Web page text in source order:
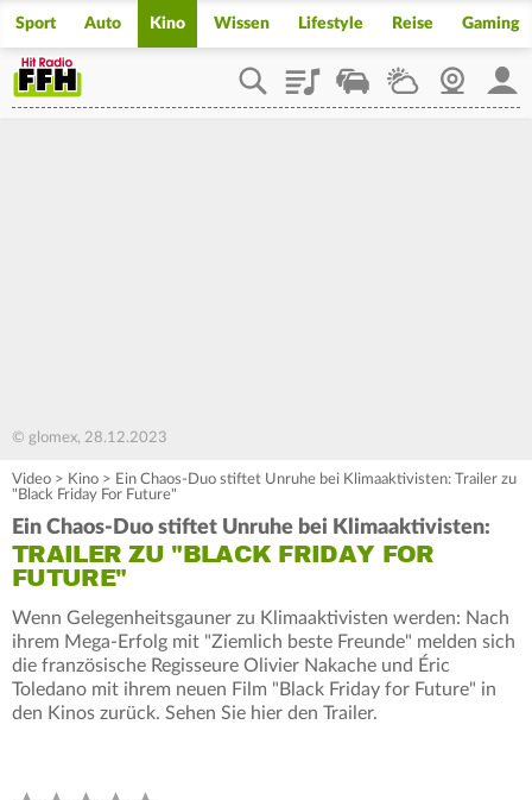
Sport Auto Kino Wissen Lifestyle Reise Gaming
PlaylistStaupilotWetterWebcam
© glomex, 28.12.2023
Video > Kino > Ein Chaos-Duo stiftet Unruhe bei Klimaaktivisten: Trailer zu
"Black Friday For Future"
Ein Chaos-Duo stiftet Unruhe bei Klimaaktivisten:
TRAILER ZU "BLACK FRIDAY FOR
FUTURE"
Wenn Gelegenheitsgauner zu Klimaaktivisten werden: Nach
ihrem Mega-Erfolg mit "Ziemlich beste Freunde" melden sich
die französische Regisseure Olivier Nakache und Éric
Toledano mit ihrem neuen Film "Black Friday for Future" in
den Kinos zurück. Sehen Sie hier den Trailer.